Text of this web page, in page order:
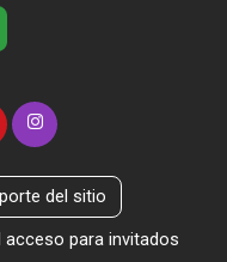
del sitio
para invitados